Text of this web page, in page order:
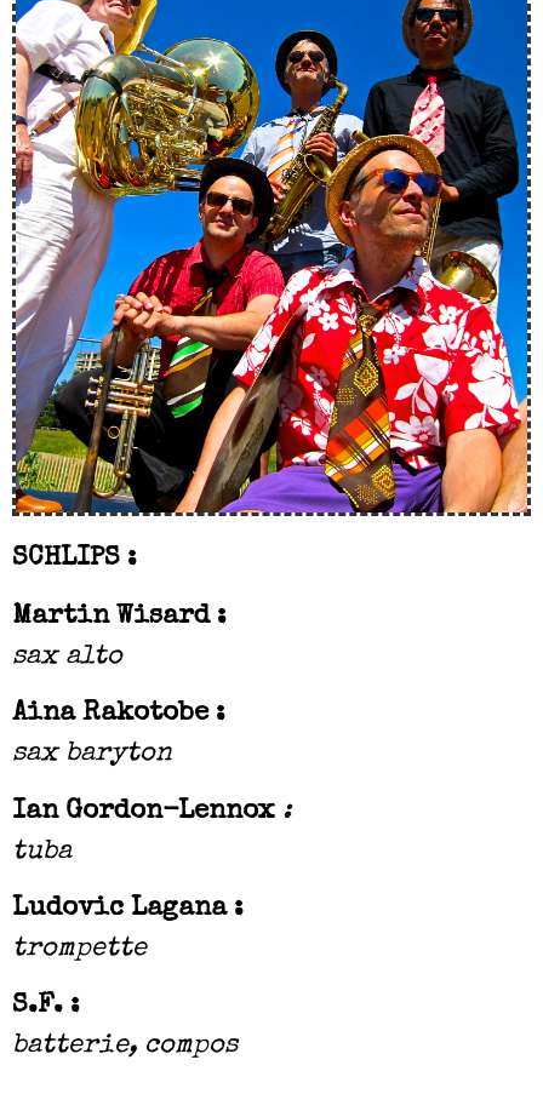
SCHLIPS :
Martin Wisard :
sax alto
Aina Rakotobe :
sax baryton
Ian Gordon-Lennox :
tuba
Ludovic Lagana :
trompette
S.F. :
batterie, compos